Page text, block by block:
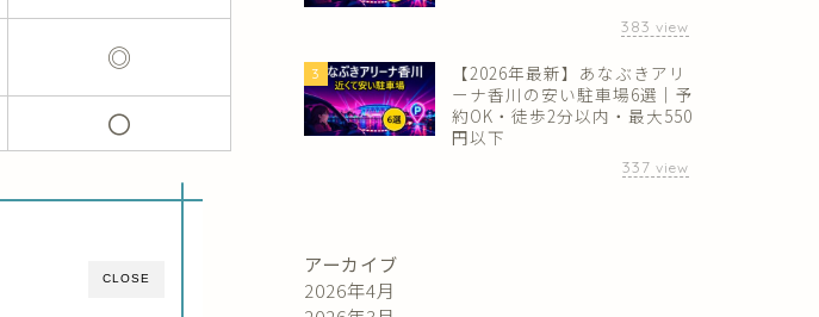
◎
〇
CLOSE
383 view
3
【2026年最新】あなぶきアリ
ーナ香川の安い駐車場6選｜予
約OK・徒歩2分以内・最大550
円以下
337 view
アーカイブ
2026年4月